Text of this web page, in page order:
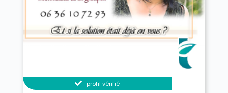
profil vérifié